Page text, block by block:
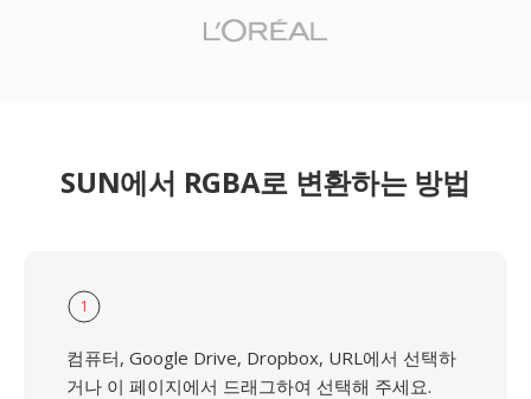
SUN에서 RGBA로 변환하는 방법
1
컴퓨터, Google Drive, Dropbox, URL에서 선택하
거나 이 페이지에서 드래그하여 선택해 주세요.